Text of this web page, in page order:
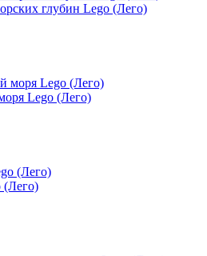
глубин Lego (Лего)
Lego (Лего)
(Лего)